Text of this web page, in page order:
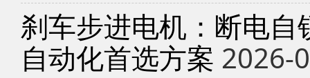
刹车步进电机：断电
自动化首选方案 2026-